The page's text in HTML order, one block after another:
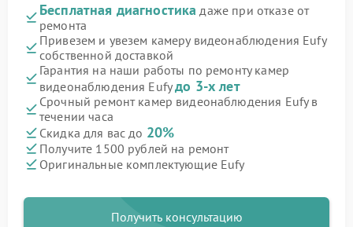
Бесплатная диагностика даже при отказе от
ремонта
Привезем и увезем камеру видеонаблюдения Eufy
собственной доставкой
Гарантия на наши работы по ремонту камер
видеонаблюдения Eufyдо 3-х лет
Срочный ремонт камер видеонаблюдения Eufy в
течении часа
Скидка для вас до 20%
Получите 1500 рублей на ремонт
Оригинальные комплектующие Eufy
Получить консультацию